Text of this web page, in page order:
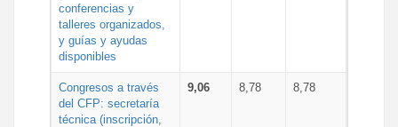
conferencias y
talleres organizados,
y guías y ayudas
disponibles
Congresos a través
del CFP: secretaría
técnica (inscripción,
9,06 8,78 8,78